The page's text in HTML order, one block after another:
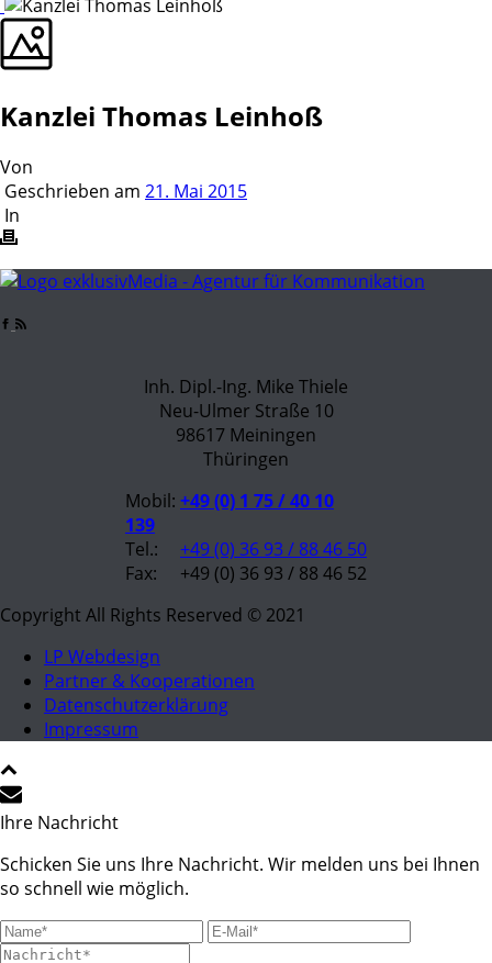
Kanzlei Thomas Leinhoß
Von
Geschrieben am 21. Mai 2015
In
Inh. Dipl.-Ing. Mike Thiele
Neu-Ulmer Straße 10
98617 Meiningen
Thüringen
Mobil: +49 (0) 1 75 / 40 10
139
Tel.:
+49 (0) 36 93 / 88 46 50
Fax:
+49 (0) 36 93 / 88 46 52
Copyright All Rights Reserved © 2021
LP Webdesign
Partner & Kooperationen
Datenschutzerklärung
Impressum
Ihre Nachricht
Schicken Sie uns Ihre Nachricht. Wir melden uns bei Ihnen
so schnell wie möglich.